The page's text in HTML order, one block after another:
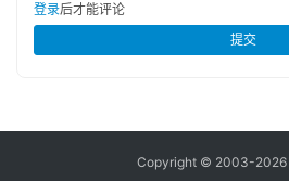
登录后才能评论
提交
Copyright © 2003-2026